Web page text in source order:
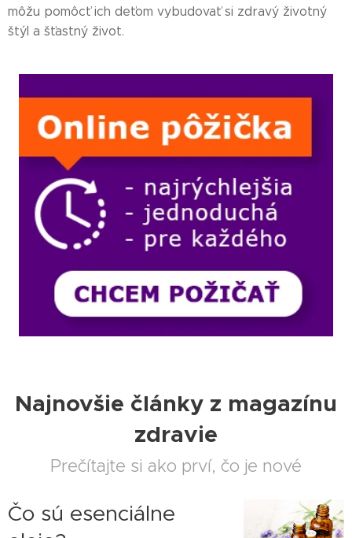
môžu pomôcť ich deťom vybudovať si zdravý životný
štýl a šťastný život.
Najnovšie články z magazínu
zdravie
Prečítajte si ako prví, čo je nové
Čo sú esenciálne